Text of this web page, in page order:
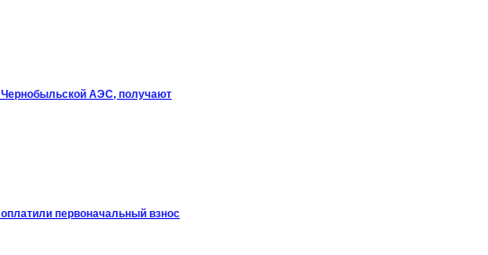
Чернобыльской АЭС, получают
первоначальный взнос